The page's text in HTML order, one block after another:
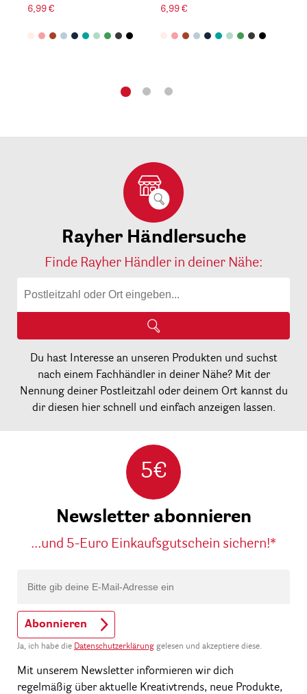
6,99 € 6,99 €
Rayher Händlersuche
Finde Rayher Händler in deiner Nähe:
Du hast Interesse an unseren Produkten und suchst
nach einem Fachhändler in deiner Nähe? Mit der
Nennung deiner Postleitzahl oder deinem Ort kannst du
dir diesen hier schnell und einfach anzeigen lassen.
5€
Newsletter abonnieren
...und 5-Euro Einkaufsgutschein sichern!*
Abonnieren
Ja, ich habe die Datenschutzerklärung gelesen und akzeptiere diese.
Mit unserem Newsletter informieren wir dich
regelmäßig über aktuelle Kreativtrends, neue Produkte,